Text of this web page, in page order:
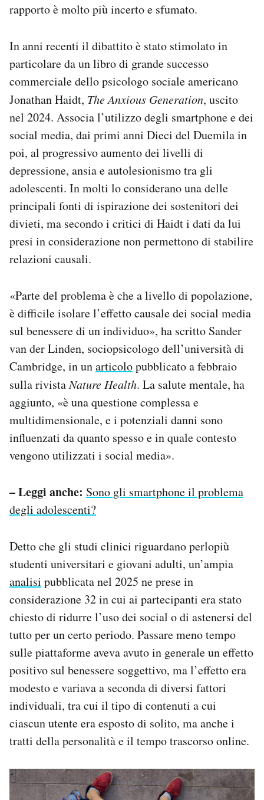
rapporto è molto più incerto e sfumato.
In anni recenti il dibattito è stato stimolato in
particolare da un libro di grande successo
commerciale dello psicologo sociale americano
Jonathan Haidt, The Anxious Generation, uscito
nel 2024. Associa l’utilizzo degli smartphone e dei
social media, dai primi anni Dieci del Duemila in
poi, al progressivo aumento dei livelli di
depressione, ansia e autolesionismo tra gli
adolescenti. In molti lo considerano una delle
principali fonti di ispirazione dei sostenitori dei
divieti, ma secondo i critici di Haidt i dati da lui
presi in considerazione non permettono di stabilire
relazioni causali.
«Parte del problema è che a livello di popolazione,
è difficile isolare l’effetto causale dei social media
sul benessere di un individuo», ha scritto Sander
van der Linden, sociopsicologo dell’università di
Cambridge, in unarticolopubblicato a febbraio
sulla rivistaNature Health. La salute mentale, ha
aggiunto, «è una questione complessa e
multidimensionale, e i potenziali danni sono
influenzati da quanto spesso e in quale contesto
vengono utilizzati i social media».
– Leggi anche: Sono gli smartphone il problema
degli adolescenti?
Detto che gli studi clinici riguardano perlopiù
studenti universitari e giovani adulti, un’ampia
analisi pubblicata nel 2025 ne prese in
considerazione 32 in cui ai partecipanti era stato
chiesto di ridurre l’uso dei social o di astenersi del
tutto per un certo periodo. Passare meno tempo
sulle piattaforme aveva avuto in generale un effetto
positivo sul benessere soggettivo, ma l’effetto era
modesto e variava a seconda di diversi fattori
individuali, tra cui il tipo di contenuti a cui
ciascun utente era esposto di solito, ma anche i
tratti della personalità e il tempo trascorso online.